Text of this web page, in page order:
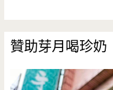
贊助芽月喝珍奶